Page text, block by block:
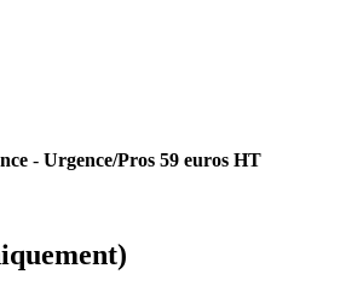
- Urgence/Pros 59 euros HT